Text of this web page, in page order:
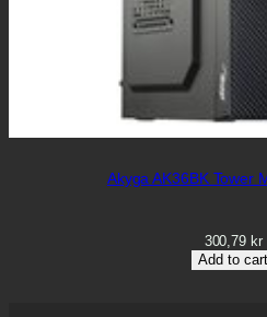
Akyga AK36BK Tower
300,79 kr
Add to cart